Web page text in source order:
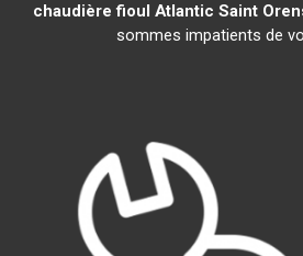
chaudière fioul Atlantic Saint
sommes impatients de